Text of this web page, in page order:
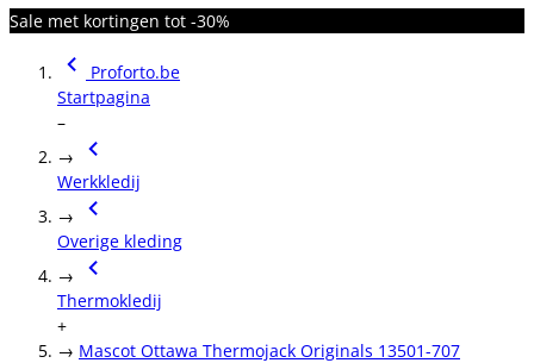
Sale met kortingen tot -30%
Proforto.be
Startpagina
–
→
Werkkledij
→
Overige kleding
→
Thermokledij
+
→ Mascot Ottawa Thermojack Originals 13501-707